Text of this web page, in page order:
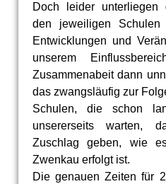
Doch leider unterliegen
den jeweiligen
Entwicklungen und
unserem
Zusammenabeit dann
das zwangsläufig zur
Schulen, die schon
unsererseits warten,
Zuschlag geben, wie
Zwenkau erfolgt ist.
Die genauen Zeiten für